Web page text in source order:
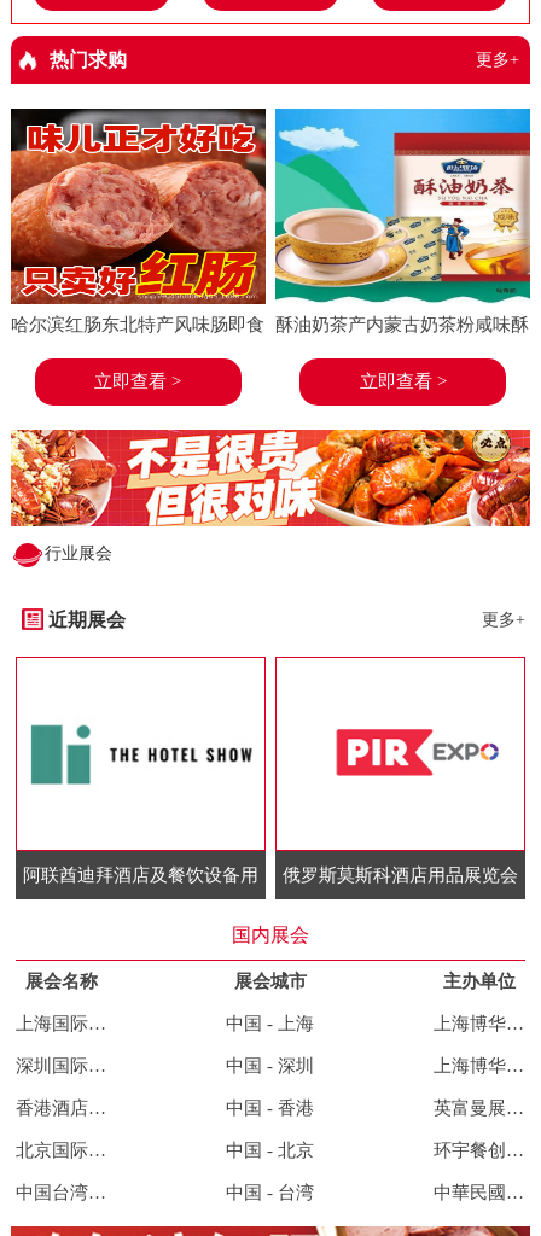
果多巴胺勺子筷子
餐具两件套
存软件 餐饮 管理系 子饭店餐饮店商用
热门求购 更多+
哈尔滨红肠东北特产风味肠即食
香肠东北特产小吃小酒菜熟食蒜
立即查看 >
酥油奶茶产内蒙古奶茶粉咸味酥
油茶速溶袋装奶茶冲饮
立即查看 >
行业展会
近期展会 更多+
阿联酋迪拜酒店及餐饮设备用 俄罗斯莫斯科酒店用品展览会
国内展会
展会名称 展会城市 主办单位
上海国际酒店及餐饮业博览会 中国 - 上海 上海博华国际展览有限公司
深圳国际酒店及餐饮业博览会 中国 - 深圳 上海博华国际展览有限公司
香港酒店用品及餐饮展览会 中国 - 香港 英富曼展览集团
北京国际餐饮连锁加盟展览会 中国 - 北京 环宇餐创展览集团
中国台湾酒店用品及餐饮展览会 中国 - 台湾 中華民國對外貿易發展協會、展昭國際企業股份有限公司